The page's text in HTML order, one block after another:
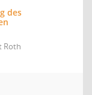
des
Roth